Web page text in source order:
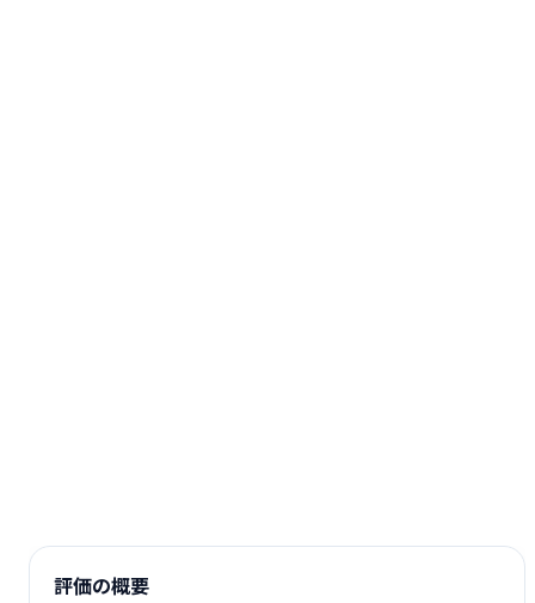
評価の概要